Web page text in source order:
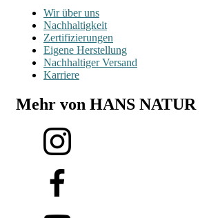
Wir über uns
Nachhaltigkeit
Zertifizierungen
Eigene Herstellung
Nachhaltiger Versand
Karriere
Mehr von HANS NATUR